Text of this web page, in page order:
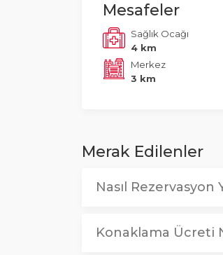
Mesafeler
Sağlık Ocağı
4 km
Merkez
3 km
Merak Edilenler
Nasıl Rezervasyon
Konaklama Ücreti